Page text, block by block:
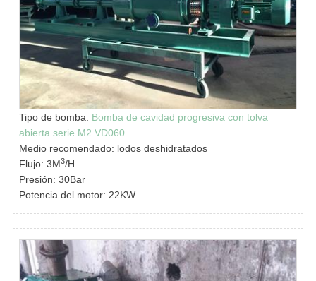
Tipo de bomba: Bomba de cavidad progresiva con tolva
abierta serie M2 VD060
Medio recomendado: lodos deshidratados
Flujo: 3M3/H
Presión: 30Bar
Potencia del motor: 22KW